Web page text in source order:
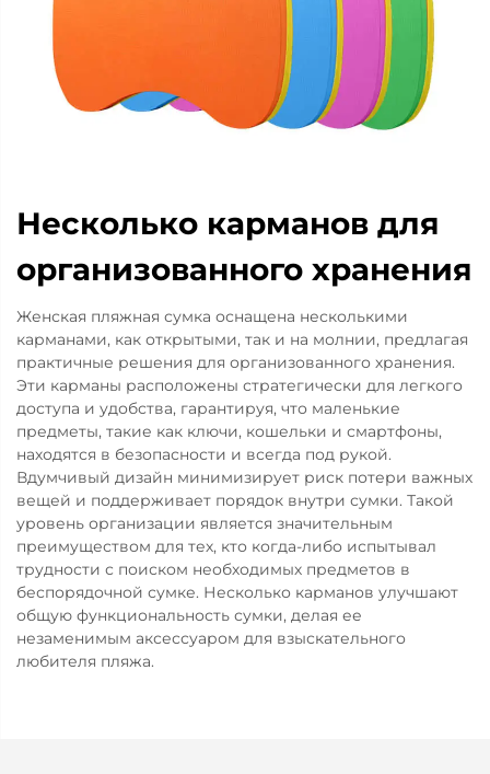
Несколько карманов для
организованного хранения
Женская пляжная сумка оснащена несколькими
карманами, как открытыми, так и на молнии, предлагая
практичные решения для организованного хранения.
Эти карманы расположены стратегически для легкого
доступа и удобства, гарантируя, что маленькие
предметы, такие как ключи, кошельки и смартфоны,
находятся в безопасности и всегда под рукой.
Вдумчивый дизайн минимизирует риск потери важных
вещей и поддерживает порядок внутри сумки. Такой
уровень организации является значительным
преимуществом для тех, кто когда-либо испытывал
трудности с поиском необходимых предметов в
беспорядочной сумке. Несколько карманов улучшают
общую функциональность сумки, делая ее
незаменимым аксессуаром для взыскательного
любителя пляжа.